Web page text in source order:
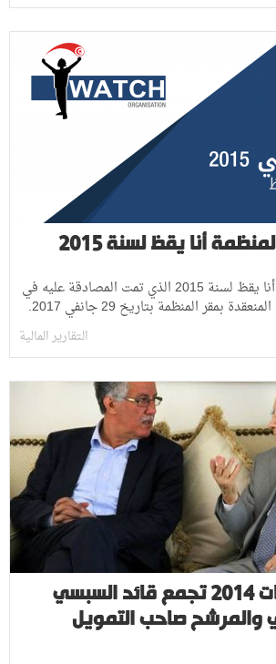
أنا يقظ لسنة 2015
التقرير المالي لمنظمة أنا يقظ لسنة 2015 الذي تمت المصادقة عليه في
بمقر المنظمة بتاريخ 29 جانفي 2017.
التقارير المالية
تجاوزات انتخابات 2014 تجمع قائد السبسي
والمرشح صاحب التمويل